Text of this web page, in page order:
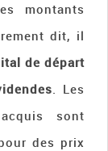
montants
dit, il
de départ
. Les
sont
des prix